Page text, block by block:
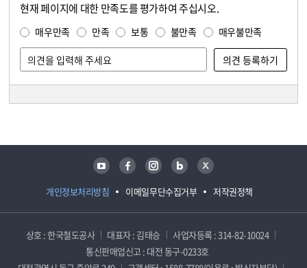
현재 페이지에 대한 만족도를 평가하여 주십시오.
매우만족 만족 보통 불만족 매우불만족
개인정보처리방침 이메일무단수집거부 저작권정책
유튜브 페이스북 인스타그램 블로그 트위터
상호 : 한국철도공사 대표자 : 김태승
사업자등록 : 314-82-10024
통신판매업신고 : 대전 동구-0233호